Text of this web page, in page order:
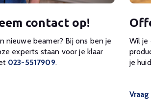
contact op!
nieuwe beamer? Bij ons ben je
experts staan voor je klaar
023-5517909.
Wil je
je